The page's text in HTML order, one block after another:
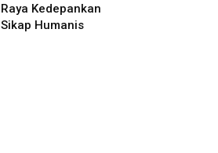
Raya Kedepankan
Sikap Humanis